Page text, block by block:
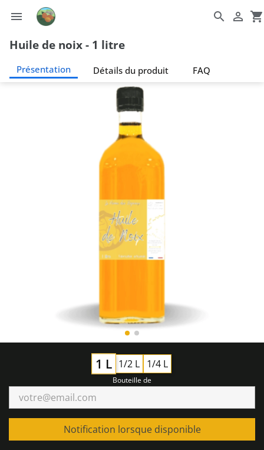
 search  shopping_cart
Huile de noix - 1 litre
Présentation Détails du produit FAQ
1 L 1/2 L 1/4 L
Bouteille de
Notification lorsque disponible